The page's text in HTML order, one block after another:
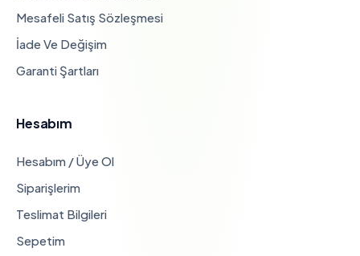
Mesafeli Satış Sözleşmesi
İade Ve Değişim
Garanti Şartları
Hesabım
Hesabım / Üye Ol
Siparişlerim
Teslimat Bilgileri
Sepetim